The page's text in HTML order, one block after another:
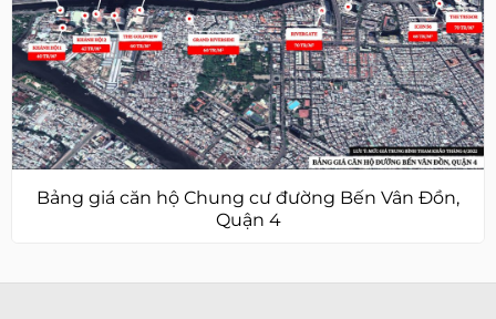
Bảng giá căn hộ Chung cư đường Bến Vân Đồn,
Quận 4